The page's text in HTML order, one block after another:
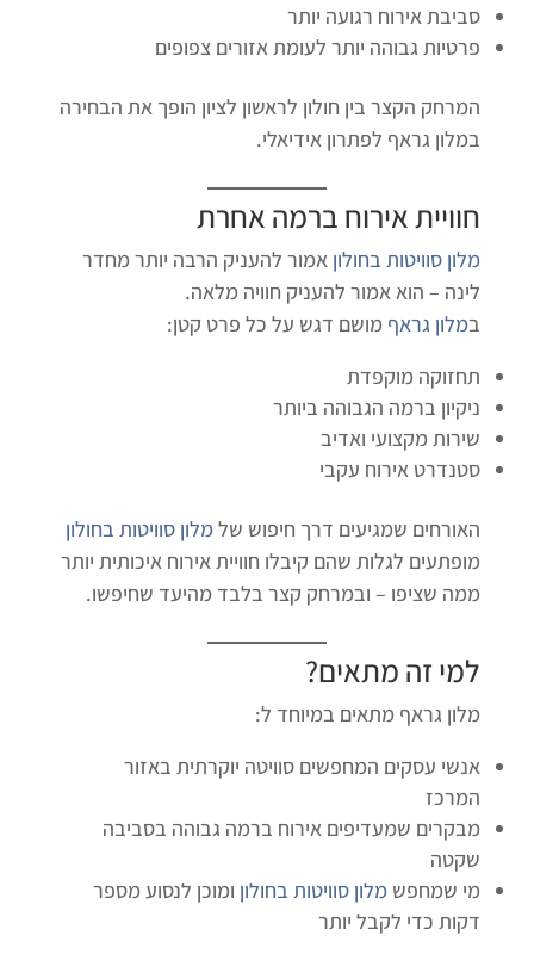
סביבת אירוח רגועה יותר
פרטיות גבוהה יותר לעומת אזורים צפופים
המרחק הקצר בין חולון לראשון לציון הופך את הבחירה
במלון גראף לפתרון אידיאלי.
חוויית אירוח ברמה אחרת
מלון סוויטות בחולון אמור להעניק הרבה יותר מחדר
לינה – הוא אמור להעניק חוויה מלאה.
במלון גראף מושם דגש על כל פרט קטן:
תחזוקה מוקפדת
ניקיון ברמה הגבוהה ביותר
שירות מקצועי ואדיב
סטנדרט אירוח עקבי
האורחים שמגיעים דרך חיפוש שלמלון סוויטות בחולון
מופתעים לגלות שהם קיבלו חוויית אירוח איכותית יותר
ממה שציפו – ובמרחק קצר בלבד מהיעד שחיפשו.
למי זה מתאים?
מלון גראף מתאים במיוחד ל:
אנשי עסקים המחפשים סוויטה יוקרתית באזור
המרכז
מבקרים שמעדיפים אירוח ברמה גבוהה בסביבה
שקטה
מי שמחפש מלון סוויטות בחולון ומוכן לנסוע מספר
דקות כדי לקבל יותר